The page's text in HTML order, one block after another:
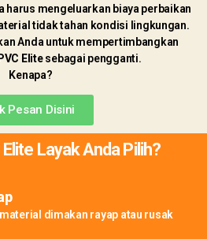
harus mengeluarkan biaya perbaikan
tidak tahan kondisi lingkungan.
Anda untuk mempertimbangkan
Elitesebagai pengganti.
Kenapa?
Pesan Disini
Layak Anda Pilih?
dimakan rayap atau rusak